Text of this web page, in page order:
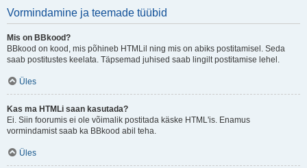
Vormindamine ja teemade tüübid
Mis on BBkood?
BBkood on kood, mis põhineb HTMLil ning mis on abiks postitamisel. Seda
saab postitustes keelata. Täpsemad juhised saab lingilt postitamise lehel.
Üles
Kas ma HTMLi saan kasutada?
Ei. Siin foorumis ei ole võimalik postitada käske HTML'is. Enamus
vormindamist saab ka BBkood abil teha.
Üles